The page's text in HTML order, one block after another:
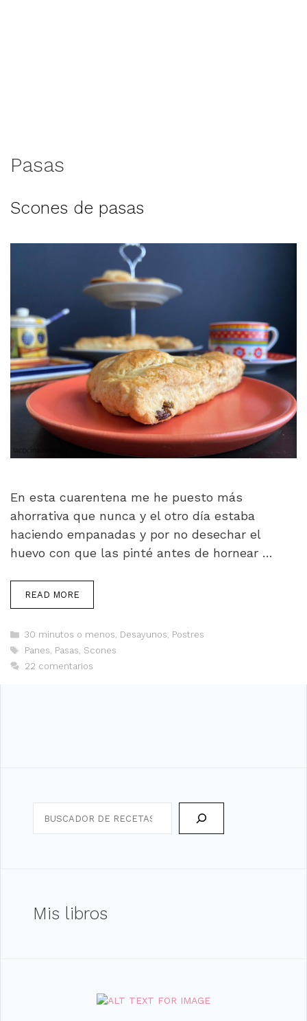
Pasas
Scones de pasas
En esta cuarentena me he puesto más
ahorrativa que nunca y el otro día estaba
haciendo empanadas y por no desechar el
huevo con que las pinté antes de hornear …
READ MORE
Categorías
30 minutos o menos, Desayunos, Postres
Etiquetas
Panes, Pasas, Scones
22 comentarios
Mis libros